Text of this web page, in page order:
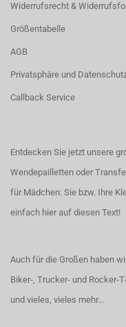
Widerrufsrecht &
Größentabelle
AGB
Privatsphäre und
Callback Service
Entdecken Sie jetzt unsere
Wendepailletten oder
für Mädchen: Sie bzw. Ihre
einfach hier auf diesen Text!
Auch für die Großen haben
Biker-, Trucker- und Rocker-
und vieles, vieles mehr...